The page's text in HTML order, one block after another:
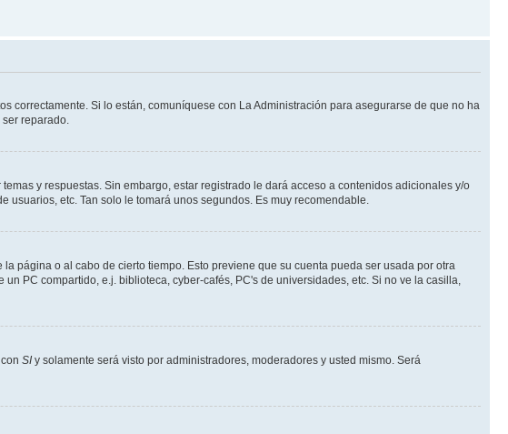
correctamente. Si lo están, comuníquese con La Administración para asegurarse de que no ha
reparado.
y respuestas. Sin embargo, estar registrado le dará acceso a contenidos adicionales y/o
etc. Tan solo le tomará unos segundos. Es muy recomendable.
página o al cabo de cierto tiempo. Esto previene que su cuenta pueda ser usada por otra
PC compartido, e.j. biblioteca, cyber-cafés, PC's de universidades, etc. Si no ve la casilla,
SI y solamente será visto por administradores, moderadores y usted mismo. Será